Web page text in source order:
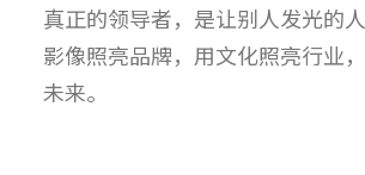
真正的领导者，是让别人发光的
影像照亮品牌，用文化照亮行业
未来。